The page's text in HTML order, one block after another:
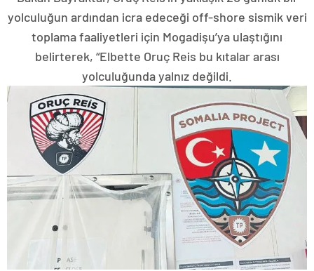
yolculuğun ardından icra edeceği off-shore sismik veri
toplama faaliyetleri için Mogadişu’ya ulaştığını
belirterek, “Elbette Oruç Reis bu kıtalar arası
yolculuğunda yalnız değildi.